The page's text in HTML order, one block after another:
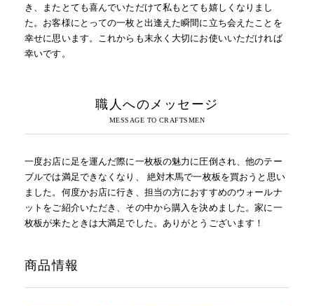
き、またとても喜んでいただけて私もとても嬉しくなりまし
た。お客様にとっての一枚と出逢えた瞬間に立ち会えたことを
幸せに思います。これからも末永く大切にお使いいただければ
幸いです。
職人へのメッセージ
一度お店に足を運んだ際に一枚板の魅力に圧倒され、他のテー
ブルでは満足できなくなり、 絶対木馬で一枚板を買おうと思い
ました。何度かお店に行き、担当の方におすすめのウォールナ
ットをご紹介いただき、その中から購入を決めました。家に一
枚板が来たときは大満足でした。ありがとうございます！
商品情報